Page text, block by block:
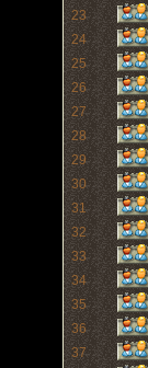
23
24
25
26
27
28
29
30
31
32
33
34
35
36
37